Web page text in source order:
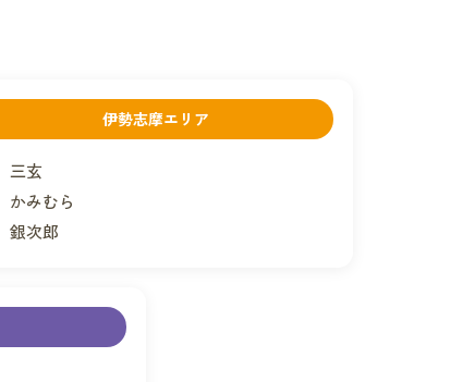
伊勢志摩エリア
三玄
かみむら
銀次郎